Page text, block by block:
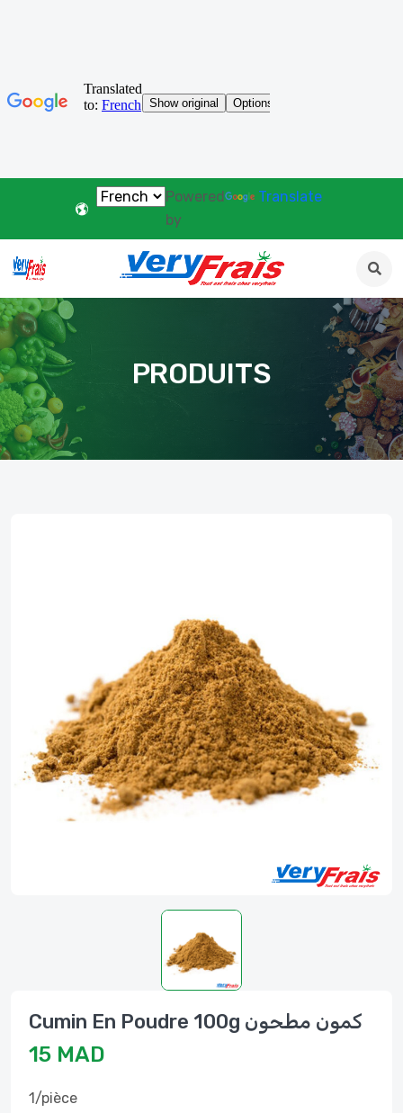
Powered
by
Translate
PRODUITS
Cumin En Poudre 100g كمون مطحون
15 MAD
1/pièce